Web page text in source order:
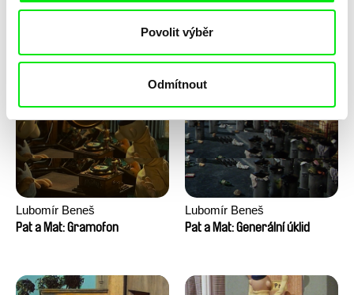
Povolit výběr
Odmítnout
Pat a Mat: Houpací křeslo
Pat a Mat: Gril
Lubomír Beneš
Pat a Mat: Gramofon
Lubomír Beneš
Pat a Mat: Generální úklid